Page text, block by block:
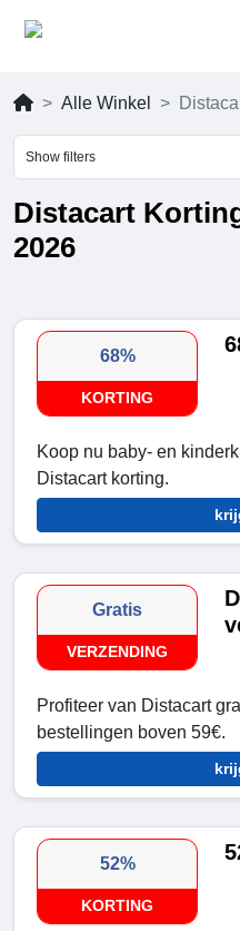
Alle Winkel
Show filters
Distacart
2026
68%
KORTING
Koop nu baby- en
Distacart korting.
Gratis
VERZENDING
Profiteer van Distacart
bestellingen boven 59€.
52%
KORTING